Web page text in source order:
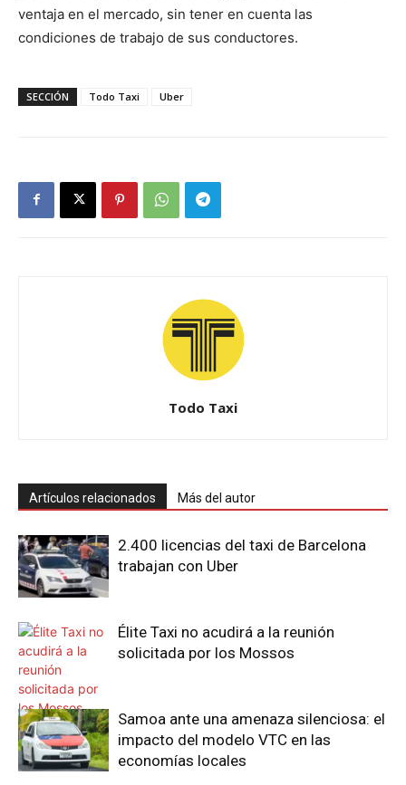
ventaja en el mercado, sin tener en cuenta las
condiciones de trabajo de sus conductores.
SECCIÓN Todo Taxi Uber
Todo Taxi
Artículos relacionados Más del autor
2.400 licencias del taxi de Barcelona
trabajan con Uber
Élite Taxi no acudirá a la reunión
solicitada por los Mossos
Samoa ante una amenaza silenciosa: el
impacto del modelo VTC en las
economías locales